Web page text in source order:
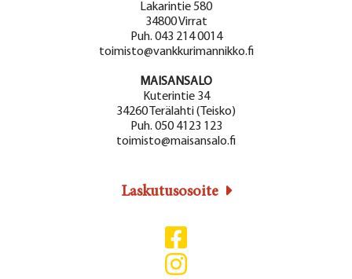
Lakarintie 580
34800 Virrat
Puh. 043 214 0014
toimisto@vankkurimannikko.fi
MAISANSALO
Kuterintie 34
34260 Terälahti (Teisko)
Puh. 050 4123 123
toimisto@maisansalo.fi
Laskutusosoite